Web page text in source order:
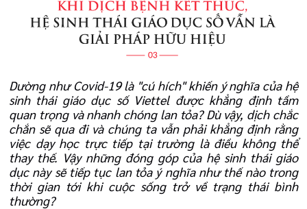
Dường như Covid-19 là "cú hích" khiến ý nghĩa của hệ
sinh thái giáo dục số Viettel được khẳng định tầm
quan trọng và nhanh chóng lan tỏa? Dù vậy, dịch chắc
chắn sẽ qua đi và chúng ta vẫn phải khẳng định rằng
việc dạy học trực tiếp tại trường là điều không thể
thay thế. Vậy những đóng góp của hệ sinh thái giáo
dục này sẽ tiếp tục lan tỏa ý nghĩa như thế nào trong
thời gian tới khi cuộc sống trở về trạng thái bình
thường?